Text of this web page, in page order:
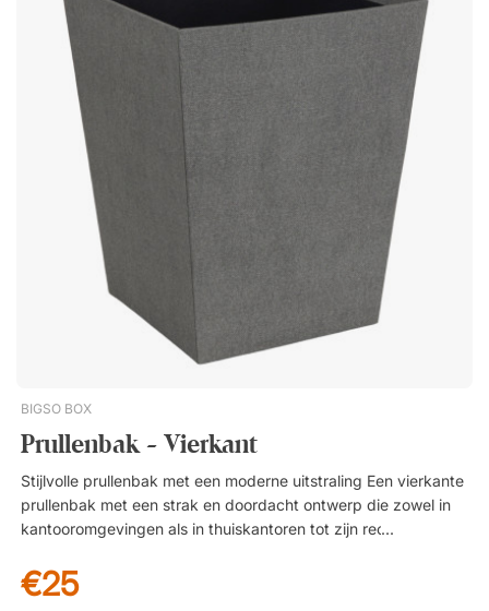
Hoogste prijs
Nieuwste
BIGSO BOX
Prullenbak - Vierkant
Stijlvolle prullenbak met een moderne uitstraling Een vierkante
prullenbak met een strak en doordacht ontwerp die zowel in
kantooromgevingen als in thuiskantoren tot zijn recht komt. De
een discreet maar stijlvol element bij het bureau. Creëer een
uniforme uitstraling Combineer de prullenbak gerust met
€25